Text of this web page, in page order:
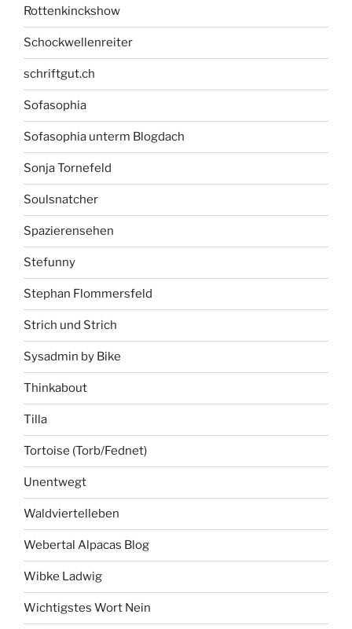
Rottenkinckshow
Schockwellenreiter
schriftgut.ch
Sofasophia
Sofasophia unterm Blogdach
Sonja Tornefeld
Soulsnatcher
Spazierensehen
Stefunny
Stephan Flommersfeld
Strich und Strich
Sysadmin by Bike
Thinkabout
Tilla
Tortoise (Torb/Fednet)
Unentwegt
Waldviertelleben
Webertal Alpacas Blog
Wibke Ladwig
Wichtigstes Wort Nein